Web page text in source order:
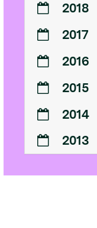
2018
2017
2016
2015
2014
2013